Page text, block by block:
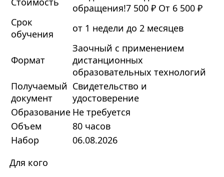
обращения!7 500 ₽ От 6 500 ₽
Срок
обучения
от 1 недели до 2 месяцев
Формат
Заочный с применением
дистанционных
образовательных технологий
Получаемый
документ
Свидетельство и
удостоверение
Образование Не требуется
Объем
80 часов
Набор
06.08.2026
Для кого